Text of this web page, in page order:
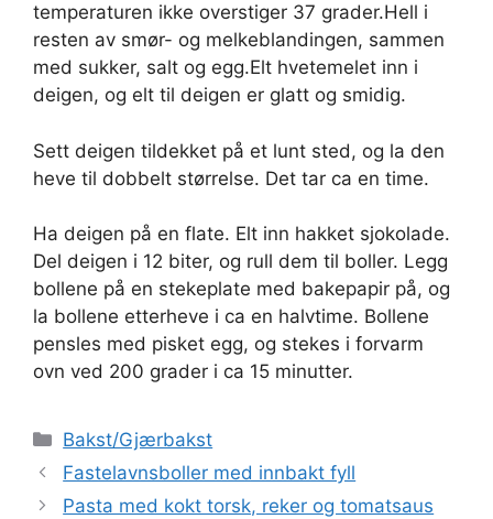
temperaturen ikke overstiger 37 grader.Hell i
resten av smør- og melkeblandingen, sammen
med sukker, salt og egg.Elt hvetemelet inn i
deigen, og elt til deigen er glatt og smidig.
Sett deigen tildekket på et lunt sted, og la den
heve til dobbelt størrelse. Det tar ca en time.
Ha deigen på en flate. Elt inn hakket sjokolade.
Del deigen i 12 biter, og rull dem til boller. Legg
bollene på en stekeplate med bakepapir på, og
la bollene etterheve i ca en halvtime. Bollene
pensles med pisket egg, og stekes i forvarm
ovn ved 200 grader i ca 15 minutter.
Kategorier
Bakst/Gjærbakst
Fastelavnsboller med innbakt fyll
Pasta med kokt torsk, reker og tomatsaus